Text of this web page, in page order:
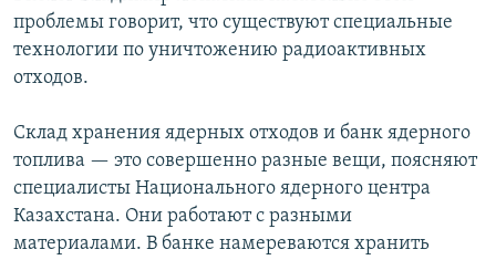
проблемы говорит, что существуют специальные
технологии по уничтожению радиоактивных
отходов.
Склад хранения ядерных отходов и банк ядерного
топлива — это совершенно разные вещи, поясняют
специалисты Национального ядерного центра
Казахстана. Они работают с разными
материалами. В банке намереваются хранить